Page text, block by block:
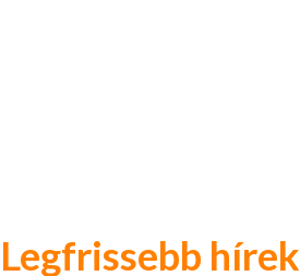
Legfrissebb hírek